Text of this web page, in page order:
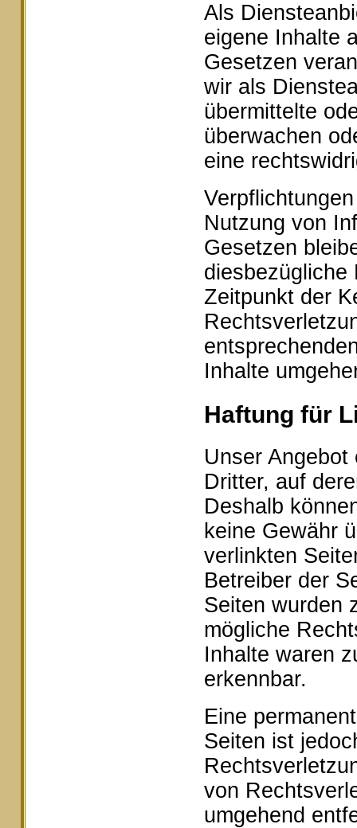
Als
eigene Inhalte
Gesetzen
wir als
übermittelte
überwachen
eine
Nutzung von
Gesetzen
diesbezügliche
Zeitpunkt der
Inhalte
Haftung für
Unser
Dritter, auf
Deshalb
keine Gewähr
verlinkten
Betreiber der
Seiten wurden
mögliche
Inhalte waren
erkennbar.
Eine
Seiten ist
von
umgehend